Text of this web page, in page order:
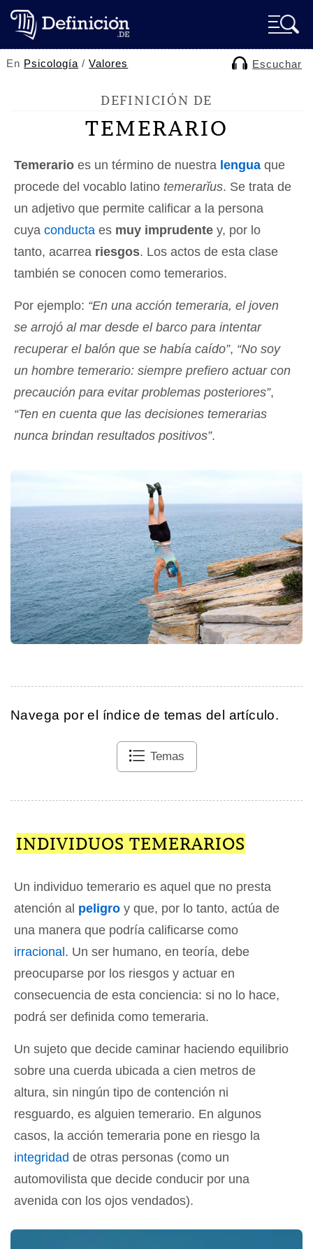
En Psicología /Valores Escuchar
DEFINICIÓN DE
TEMERARIO
Temerario es un término de nuestra lengua que
procede del vocablo latino temerarĭus. Se trata de
un adjetivo que permite calificar a la persona
cuya conducta es muy imprudente y, por lo
tanto, acarrea riesgos. Los actos de esta clase
también se conocen como temerarios.
Por ejemplo: “En una acción temeraria, el joven
se arrojó al mar desde el barco para intentar
recuperar el balón que se había caído”, “No soy
un hombre temerario: siempre prefiero actuar con
precaución para evitar problemas posteriores”,
“Ten en cuenta que las decisiones temerarias
nunca brindan resultados positivos”.
Navega por el índice de temas del artículo.
Temas
INDIVIDUOS TEMERARIOS
Un individuo temerario es aquel que no presta
atención al peligro y que, por lo tanto, actúa de
una manera que podría calificarse como
irracional. Un ser humano, en teoría, debe
preocuparse por los riesgos y actuar en
consecuencia de esta conciencia: si no lo hace,
podrá ser definida como temeraria.
Un sujeto que decide caminar haciendo equilibrio
sobre una cuerda ubicada a cien metros de
altura, sin ningún tipo de contención ni
resguardo, es alguien temerario. En algunos
casos, la acción temeraria pone en riesgo la
integridad de otras personas (como un
automovilista que decide conducir por una
avenida con los ojos vendados).